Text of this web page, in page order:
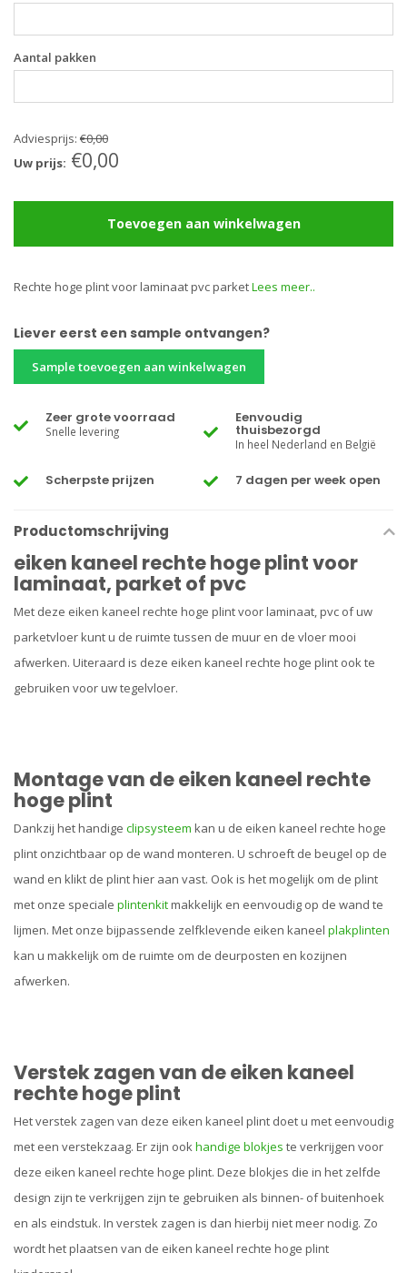
Aantal pakken
Adviesprijs: €0,00
Uw prijs: €0,00
Toevoegen aan winkelwagen
Rechte hoge plint voor laminaat pvc parketLees meer..
Liever eerst een sample ontvangen?
Sample toevoegen aan winkelwagen
Zeer grote voorraad
Snelle levering
Eenvoudig
thuisbezorgd
In heel Nederland en België
Scherpste prijzen 7 dagen per week open
Productomschrijving
eiken kaneel rechte hoge plint voor
laminaat, parket of pvc
Met deze eiken kaneel rechte hoge plint voor laminaat, pvc of uw
parketvloer kunt u de ruimte tussen de muur en de vloer mooi
afwerken. Uiteraard is deze eiken kaneel rechte hoge plint ook te
gebruiken voor uw tegelvloer.
Montage van de eiken kaneel rechte
hoge plint
Dankzij het handige clipsysteem kan u de eiken kaneel rechte hoge
plint onzichtbaar op de wand monteren. U schroeft de beugel op de
wand en klikt de plint hier aan vast. Ook is het mogelijk om de plint
met onze speciale plintenkitmakkelijk en eenvoudig op de wand te
lijmen. Met onze bijpassende zelfklevende eiken kaneel plakplinten
kan u makkelijk om de ruimte om de deurposten en kozijnen
afwerken.
Verstek zagen van de eiken kaneel
rechte hoge plint
Het verstek zagen van deze eiken kaneel plint doet u met eenvoudig
met een verstekzaag. Er zijn ookhandige blokjes te verkrijgen voor
deze eiken kaneel rechte hoge plint. Deze blokjes die in het zelfde
design zijn te verkrijgen zijn te gebruiken als binnen- of buitenhoek
en als eindstuk. In verstek zagen is dan hierbij niet meer nodig. Zo
wordt het plaatsen van de eiken kaneel rechte hoge plint